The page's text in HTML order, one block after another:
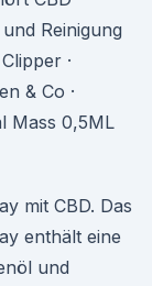
Reinigung
·
& Co ·
Mass 0,5ML
mit CBD. Das
enthält eine
und